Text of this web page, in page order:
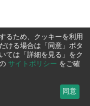
るため、クッキーを利用
ける場合は「同意」ボタ
ては「詳細を見る」をク
サイトポリシー をご確
同意